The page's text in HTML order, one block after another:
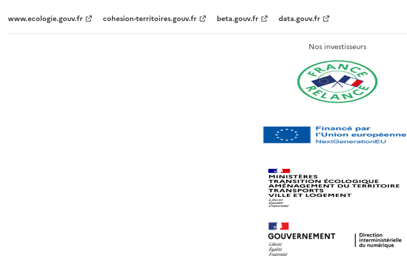
www.ecologie.gouv.fr cohesion-territoires.gouv.fr beta.gouv.fr data.gouv.fr
Nos investisseurs